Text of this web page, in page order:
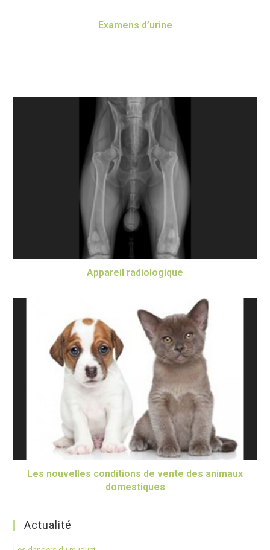
Examens d’urine
Appareil radiologique
Les nouvelles conditions de vente des animaux
domestiques
Actualité